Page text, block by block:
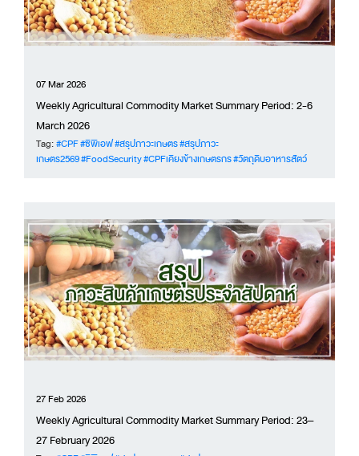
07 Mar 2026
Weekly Agricultural Commodity Market Summary Period: 2-6
March 2026
Tag:#CPF#ซีพีเอฟ#สรุปภาวะเกษตร#สรุปภาวะ
เกษตร2569#FoodSecurity#CPFเคียงข้างเกษตรกร#วัตถุดิบอาหารสัตว์
27 Feb 2026
Weekly Agricultural Commodity Market Summary Period: 23–
27 February 2026